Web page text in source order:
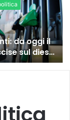
da oggi il
sul diesel,
sta